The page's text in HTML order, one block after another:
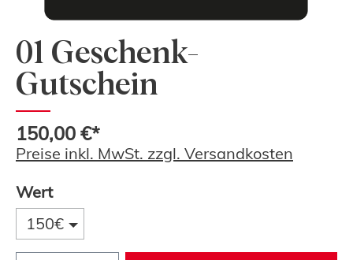
01 Geschenk-
Gutschein
150,00 €*
Preise inkl. MwSt. zzgl. Versandkosten
Wert
150€